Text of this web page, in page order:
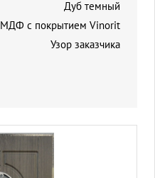
Дуб темный
МДФ с покрытием Vinorit
Узор заказчика